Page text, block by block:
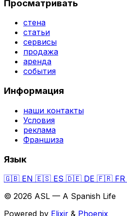
Просматривать
стена
статьи
сервисы
продажа
аренда
события
Информация
наши контакты
Условия
реклама
Франшиза
Язык
🇬🇧 EN 🇪🇸 ES 🇩🇪 DE 🇫🇷 FR
© 2026 ASL — A Spanish Life
Powered by Elixir & Phoenix